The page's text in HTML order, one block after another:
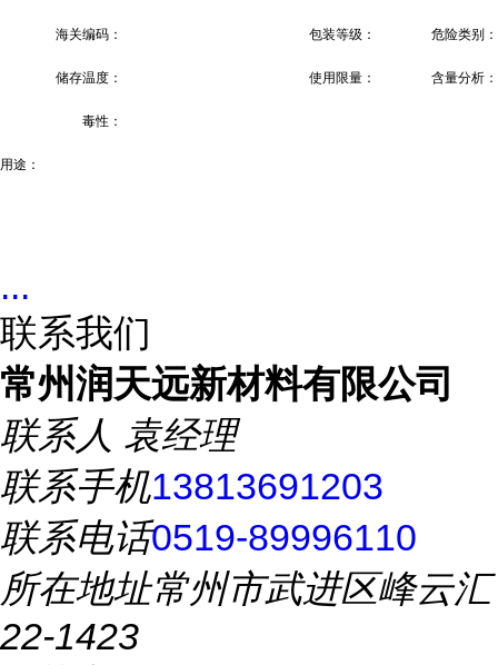
海关编码： 包装等级： 危险类别：
储存温度： 使用限量： 含量分析：
毒性：
用途：
...
联系我们
常州润天远新材料有限公司
联系人 袁经理
联系手机13813691203
联系电话0519-89996110
所在地址常州市武进区峰云汇
22-1423